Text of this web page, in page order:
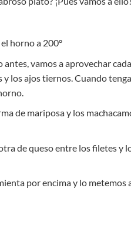
horno a 200º
vamos a aprovechar
los ajos tiernos. Cuando
de mariposa y los
de queso entre los filetes y
por encima y lo